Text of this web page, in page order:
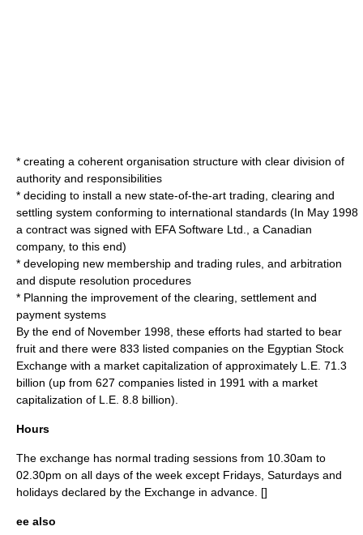
* creating a coherent organisation structure with clear division of
authority and responsibilities
* deciding to install a new state-of-the-art trading, clearing and
settling system conforming to international standards (In May 1998
a contract was signed with EFA Software Ltd.
, a Canadian
company, to this end)
* developing new membership and trading rules, and arbitration
and dispute resolution procedures
* Planning the improvement of the clearing, settlement and
payment systems
By the end of November 1998, these efforts had started to bear
fruit and there were 833 listed companies on the Egyptian Stock
Exchange with a market capitalization of approximately L.E. 71.3
billion (up from 627 companies listed in 1991 with a market
capitalization of L.E. 8.8 billion).
Hours
The exchange has normal trading sessions from 10.30am to
02.30pm on all days of the week except Fridays, Saturdays and
holidays declared by the Exchange in advance. []
ee also